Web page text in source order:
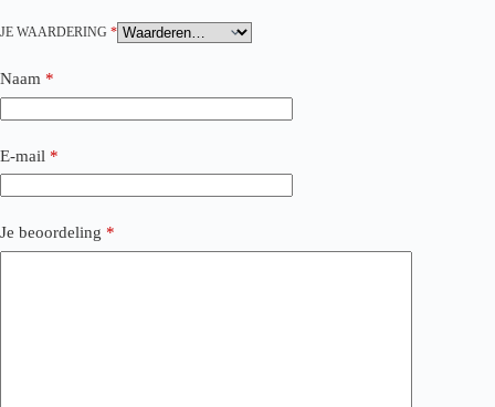
JE WAARDERING *
Naam *
E-mail *
Je beoordeling *